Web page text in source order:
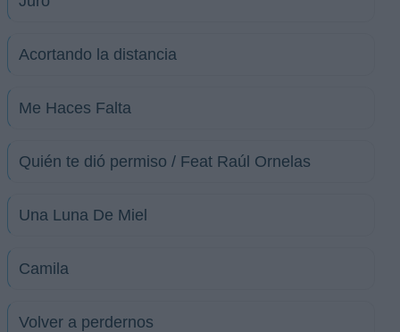
Acortando la distancia
Me Haces Falta
Quién te dió permiso / Feat Raúl Ornelas
Una Luna De Miel
Camila
Volver a perdernos